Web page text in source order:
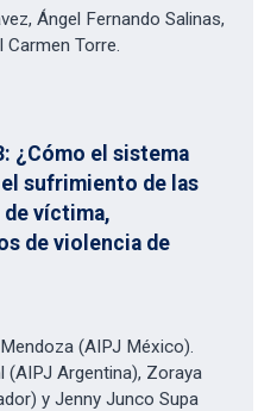
Ángel Fernando Salinas,
Carmen Torre.
¿Cómo el sistema
sufrimiento de las
víctima,
de violencia de
(AIPJ México).
(AIPJ Argentina), Zoraya
y Jenny Junco Supa